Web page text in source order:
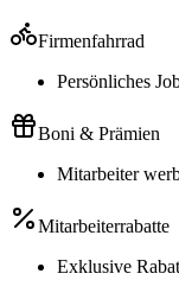
Firmenfahrrad
Persönliches
Boni & Prämien
Mitarbeiter
Mitarbeiterrabatte
Exklusive